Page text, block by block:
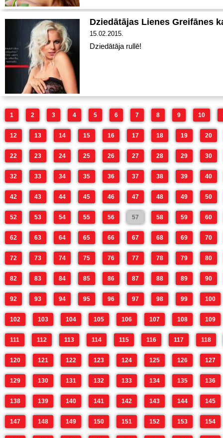
Dziedātājas Lienes Greifānes
15.02.2015.
Dziedātāja rullē!
1 2 3 4 5 6 7 8 9 10
12 13 14 15 16 17 18 19 20
22 23 24 25 26 27 28 29 30
32 33 34 35 36 37 38 39 40
42 43 44 45 46 47 48 49 50
52 53 54 55 56 57 58 59 60
62 63 64 65 66 67 68 69 70
72 73 74 75 76 77 78 79 80
82 83 84 85 86 87 88 89 90
92 93 94 95 96 97 98 99 100
102 103 104 105 106 107 108 109
111 112 113 114 115 116 117 118
120 121 122 123 124 125 126 127
129 130 131 132 133 134 135 136
138 139 140 141 142 143 144 145
147 148 149 150 151 152 153 154